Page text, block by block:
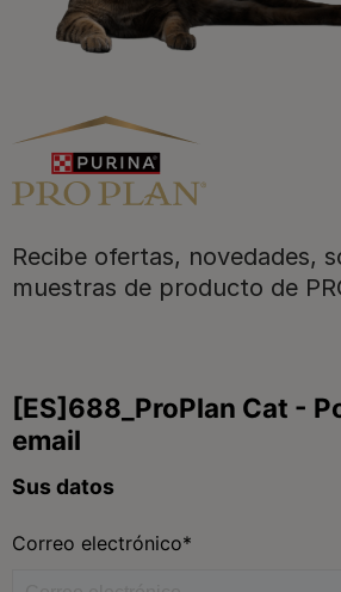
Recibe ofertas, novedades,
muestras de producto de
Purina
Para nuestros socios
Síguenos